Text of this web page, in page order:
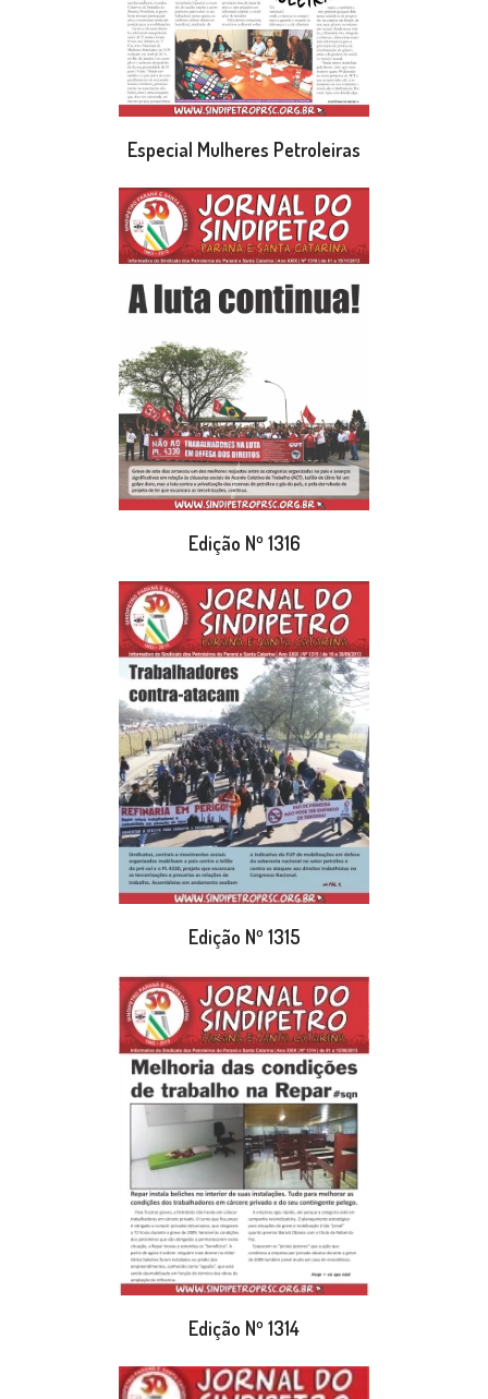
Especial Mulheres Petroleiras
Edição Nº 1316
Edição Nº 1315
Edição Nº 1314